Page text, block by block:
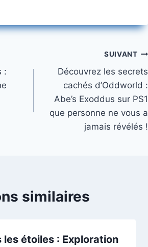
:
SUIVANT
Découvrez les secrets
cachés d’Oddworld :
Abe’s Exoddus sur PS1
que personne ne vous a
jamais révélés !
similaires
les étoiles : Exploration